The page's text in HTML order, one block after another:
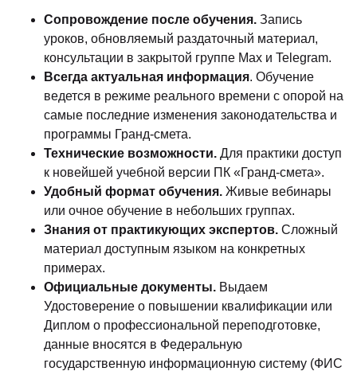
Сопровождение после обучения. Запись
уроков, обновляемый раздаточный материал,
консультации в закрытой группе Max и Telegram.
Всегда актуальная информация. Обучение
ведется в режиме реального времени с опорой на
самые последние изменения законодательства и
программы Гранд-смета.
Технические возможности. Для практики доступ
к новейшей учебной версии ПК «Гранд-смета».
Удобный формат обучения. Живые вебинары
или очное обучение в небольших группах.
Знания от практикующих экспертов. Сложный
материал доступным языком на конкретных
примерах.
Официальные документы. Выдаем
Удостоверение о повышении квалификации или
Диплом о профессиональной переподготовке,
данные вносятся в Федеральную
государственную информационную систему (ФИС